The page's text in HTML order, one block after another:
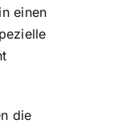
einen
die